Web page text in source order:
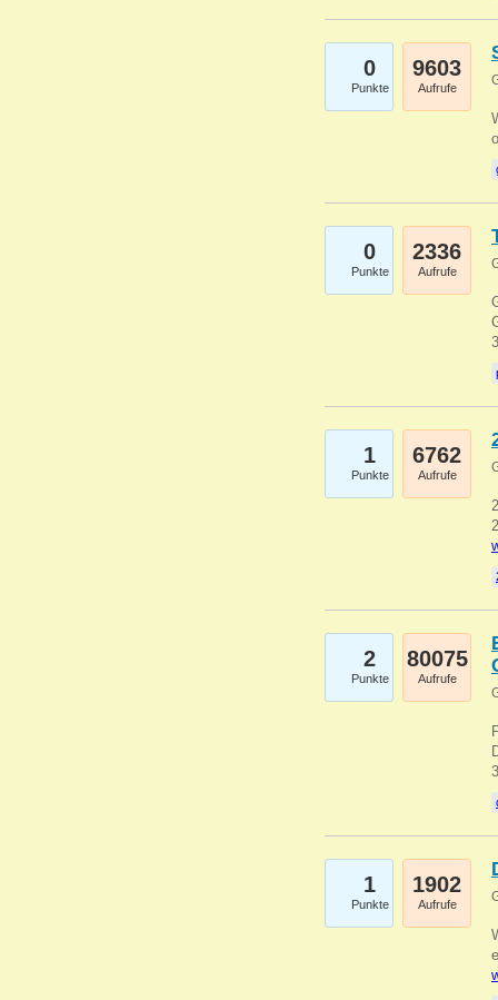
0
Punkte
9603
Aufrufe
0
Punkte
2336
Aufrufe
1
Punkte
6762
Aufrufe
2
Punkte
80075
Aufrufe
1
Punkte
1902
Aufrufe